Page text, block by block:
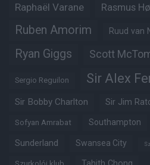
Raphaël Varane Rasmus
Ruben Amorim Ruud van
Ryan Giggs Scott
Sergio Reguilon Sir Alex
Sir Bobby Charlton Sir Jim
Sofyan Amrabat Southampton
Sunderland Swansea City